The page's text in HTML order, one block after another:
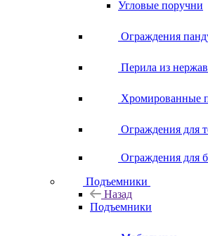
Угловые поручни
Ограждения
Перила из
Хромированные
Ограждения для
Ограждения для
Подъемники
Назад
Подъемники